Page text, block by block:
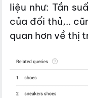
liệu như: Tần
của đối thủ,..
quan hơn về thị